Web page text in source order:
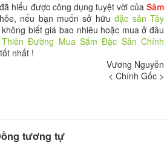
hiểu được công dụng tuyệt vời của Sâm
nếu bạn muốn sở hữuđặc sản Tây
biết giá bao nhiêu hoặc mua ở đâu
Thiên Đường Mua Sắm Đặc Sản Chính
nhất !
Vương Nguyễn
< Chính Gốc >
tương tự